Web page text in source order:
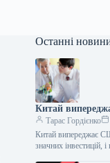
Останні
Китай
Тарас Гордієнко
Китай випереджає
значних інвестицій,